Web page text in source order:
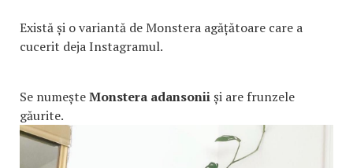
Există și o variantă de Monstera agățătoare care a
cucerit deja Instagramul.
Se numeșteMonstera adansoniiși are frunzele
găurite.